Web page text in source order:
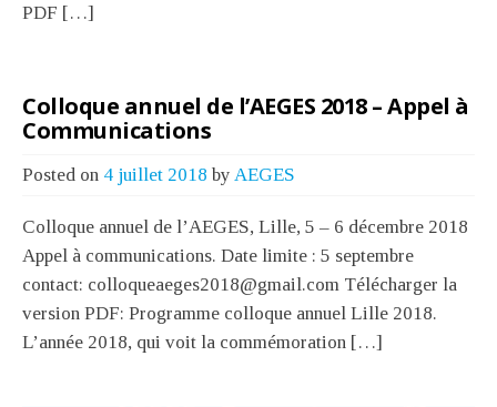
PDF […]
Colloque annuel de l’AEGES 2018 – Appel à
Communications
Posted on 4 juillet 2018 by AEGES
Colloque annuel de l’AEGES, Lille, 5 – 6 décembre 2018
Appel à communications. Date limite : 5 septembre
contact: colloqueaeges2018@gmail.com Télécharger la
version PDF: Programme colloque annuel Lille 2018.
L’année 2018, qui voit la commémoration […]